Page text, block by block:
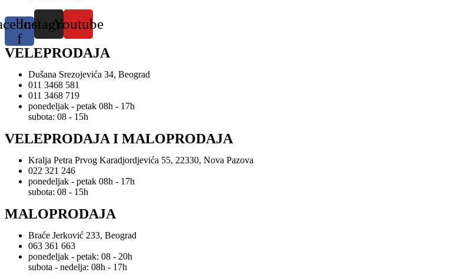
f
InstagramYoutube
VELEPRODAJA
Dušana Srezojevića 34, Beograd
011 3468 581
011 3468 719
ponedeljak - petak 08h - 17h
subota: 08 - 15h
VELEPRODAJA I MALOPRODAJA
Kralja Petra Prvog Karadjordjevića 55, 22330, Nova Pazova
022 321 246
ponedeljak - petak 08h - 17h
subota: 08 - 15h
MALOPRODAJA
Braće Jerković 233, Beograd
063 361 663
ponedeljak - petak: 08 - 20h
subota - nedelja: 08h - 17h